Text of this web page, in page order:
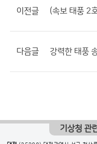
이전글 (속보 태풍 2
다음글 강력한 태풍
기상청 관